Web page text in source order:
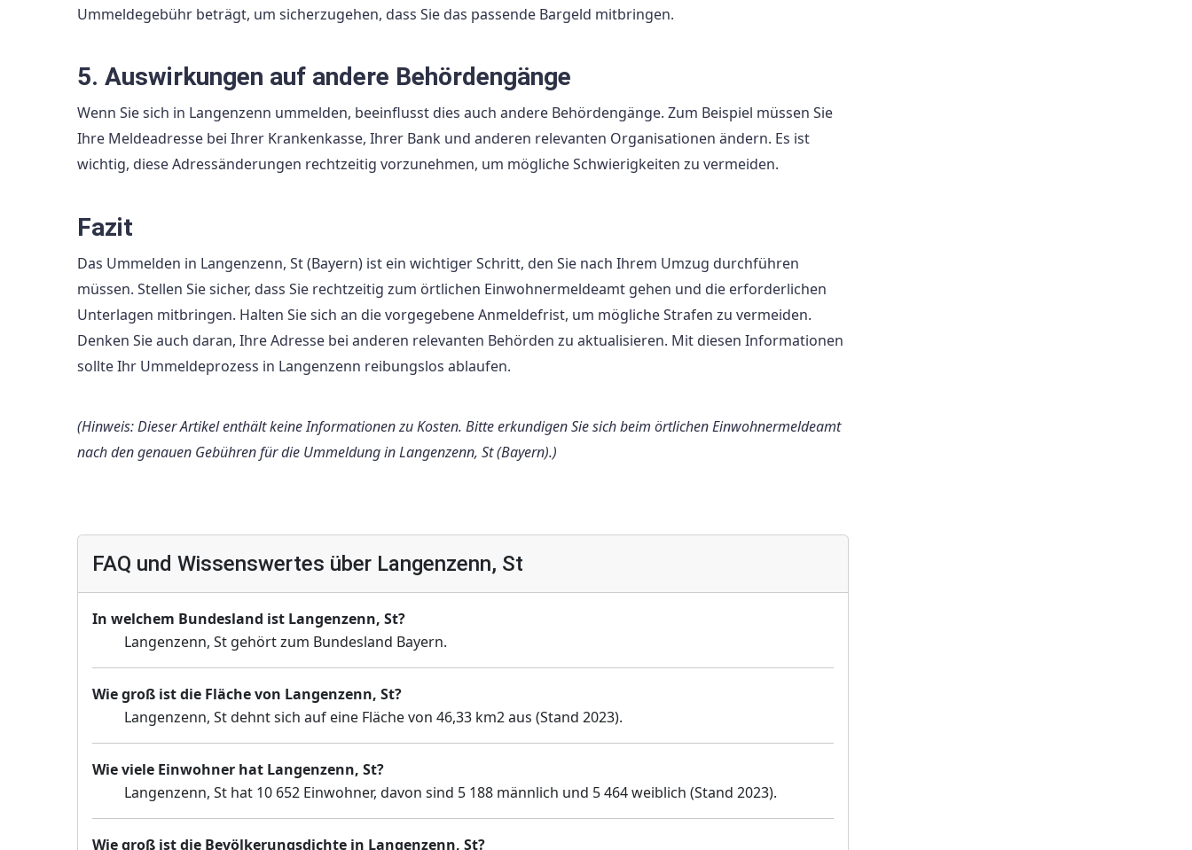
Ummeldegebühr beträgt, um sicherzugehen, dass Sie das passende Bargeld mitbringen.
5. Auswirkungen auf andere Behördengänge
Wenn Sie sich in Langenzenn ummelden, beeinflusst dies auch andere Behördengänge. Zum Beispiel müssen Sie
Ihre Meldeadresse bei Ihrer Krankenkasse, Ihrer Bank und anderen relevanten Organisationen ändern. Es ist
wichtig, diese Adressänderungen rechtzeitig vorzunehmen, um mögliche Schwierigkeiten zu vermeiden.
Fazit
Das Ummelden in Langenzenn, St (Bayern) ist ein wichtiger Schritt, den Sie nach Ihrem Umzug durchführen
müssen. Stellen Sie sicher, dass Sie rechtzeitig zum örtlichen Einwohnermeldeamt gehen und die erforderlichen
Unterlagen mitbringen. Halten Sie sich an die vorgegebene Anmeldefrist, um mögliche Strafen zu vermeiden.
Denken Sie auch daran, Ihre Adresse bei anderen relevanten Behörden zu aktualisieren. Mit diesen Informationen
sollte Ihr Ummeldeprozess in Langenzenn reibungslos ablaufen.
(Hinweis: Dieser Artikel enthält keine Informationen zu Kosten. Bitte erkundigen Sie sich beim örtlichen Einwohnermeldeamt
nach den genauen Gebühren für die Ummeldung in Langenzenn, St (Bayern).)
FAQ und Wissenswertes über Langenzenn, St
In welchem Bundesland ist Langenzenn, St?
Langenzenn, St gehört zum Bundesland Bayern.
Wie groß ist die Fläche von Langenzenn, St?
Langenzenn, St dehnt sich auf eine Fläche von 46,33 km2 aus (Stand 2023).
Wie viele Einwohner hat Langenzenn, St?
Langenzenn, St hat 10 652 Einwohner, davon sind 5 188 männlich und 5 464 weiblich (Stand 2023).
Wie groß ist die Bevölkerungsdichte in Langenzenn, St?